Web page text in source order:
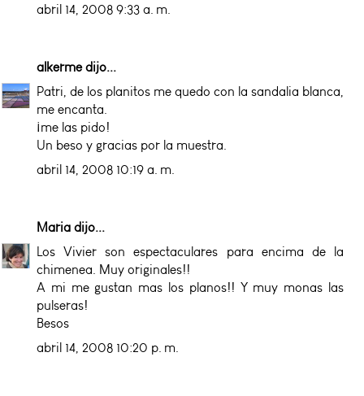
abril 14, 2008 9:33 a. m.
alkermedijo...
Patri, de los planitos me quedo con la sandalia blanca,
me encanta.
¡me las pido!
Un beso y gracias por la muestra.
abril 14, 2008 10:19 a. m.
Maria dijo...
Los Vivier son espectaculares para encima de la
chimenea. Muy originales!!
A mi me gustan mas los planos!! Y muy monas las
pulseras!
Besos
abril 14, 2008 10:20 p. m.